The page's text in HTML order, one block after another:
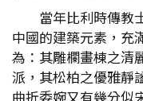
當年比利時傳教
中國的建築元素，充
為：其雕欄畫棟之清
派，其松柏之優雅靜
曲折委婉又有幾分似